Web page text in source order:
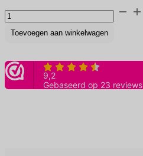
Wisselstift
aantal
Toevoegen aan winkelwagen